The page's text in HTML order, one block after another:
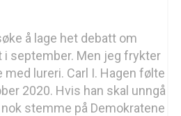
å lage het debatt om
i september. Men jeg frykter
med lureri. Carl I. Hagen følte
2020. Hvis han skal unngå
stemme på Demokratene